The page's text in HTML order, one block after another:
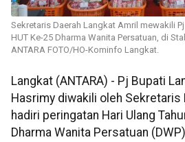
Sekretaris Daerah Langkat Amril mewakili
HUT Ke-25 Dharma Wanita Persatuan, di
ANTARA FOTO/HO-Kominfo Langkat.
Langkat (ANTARA) - Pj Bupati
Hasrimy diwakili oleh Sekretaris
hadiri peringatan Hari Ulang
Dharma Wanita Persatuan